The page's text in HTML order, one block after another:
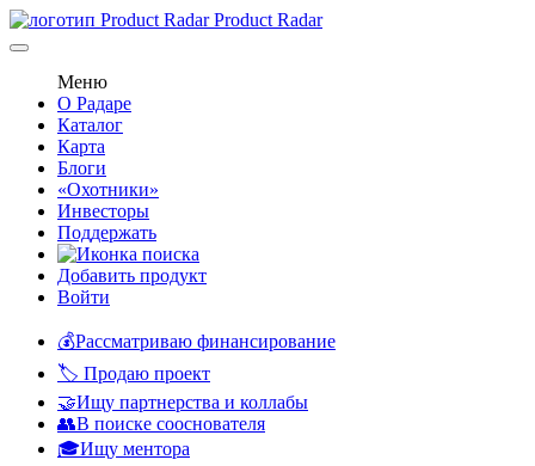
Product Radar
Меню
О Радаре
Каталог
Карта
Блоги
«Охотники»
Инвесторы
Поддержать
Добавить продукт
Войти
💰Рассматриваю финансирование
🏷️ Продаю проект
🤝Ищу партнерства и коллабы
👥В поиске сооснователя
🎓Ищу ментора